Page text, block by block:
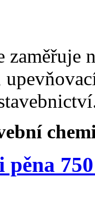
zaměřuje
pěna